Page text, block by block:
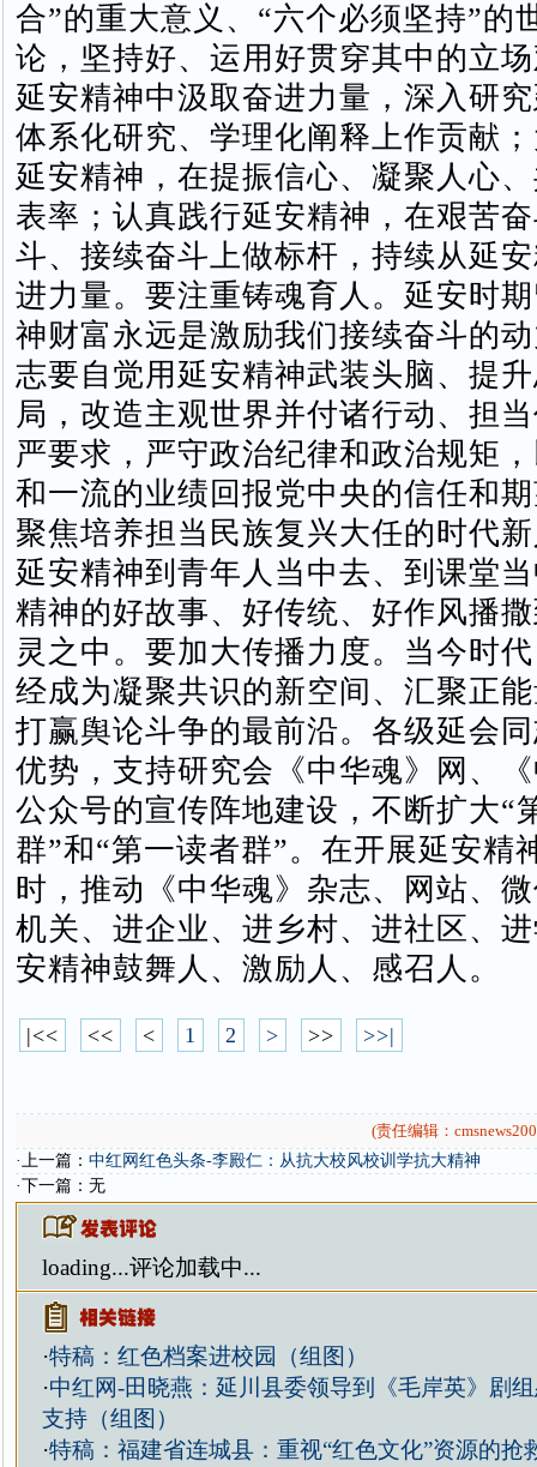
合”的重大意义、“六个必须坚持”的
论，坚持好、运用好贯穿其中的立
延安精神中汲取奋进力量，深入研
体系化研究、学理化阐释上作贡献
延安精神，在提振信心、凝聚人心
表率；认真践行延安精神，在艰苦
斗、接续奋斗上做标杆，持续从延
进力量。要注重铸魂育人。延安时
神财富永远是激励我们接续奋斗的
志要自觉用延安精神武装头脑、提
局，改造主观世界并付诸行动、担
严要求，严守政治纪律和政治规矩
和一流的业绩回报党中央的信任和
聚焦培养担当民族复兴大任的时代
延安精神到青年人当中去、到课堂
精神的好故事、好传统、好作风播
灵之中。要加大传播力度。当今时
经成为凝聚共识的新空间、汇聚正
打赢舆论斗争的最前沿。各级延会
优势，支持研究会《中华魂》网、
公众号的宣传阵地建设，不断扩大“
群”和“第一读者群”。在开展延安精
时，推动《中华魂》杂志、网站、
机关、进企业、进乡村、进社区、
安精神鼓舞人、激励人、感召人。
|<< << < 1 2 > >> >>|
(责任编辑：
·上一篇： 中红网红色头条-李殿仁：从抗大校风校训学抗大精神
·下一篇：无
loading...评论加载中...
·特稿：红色档案进校园（组图）
·中红网-田晓燕：延川县委领导到《毛岸英》剧
支持（组图）
·特稿：福建省连城县：重视“红色文化”资源的抢